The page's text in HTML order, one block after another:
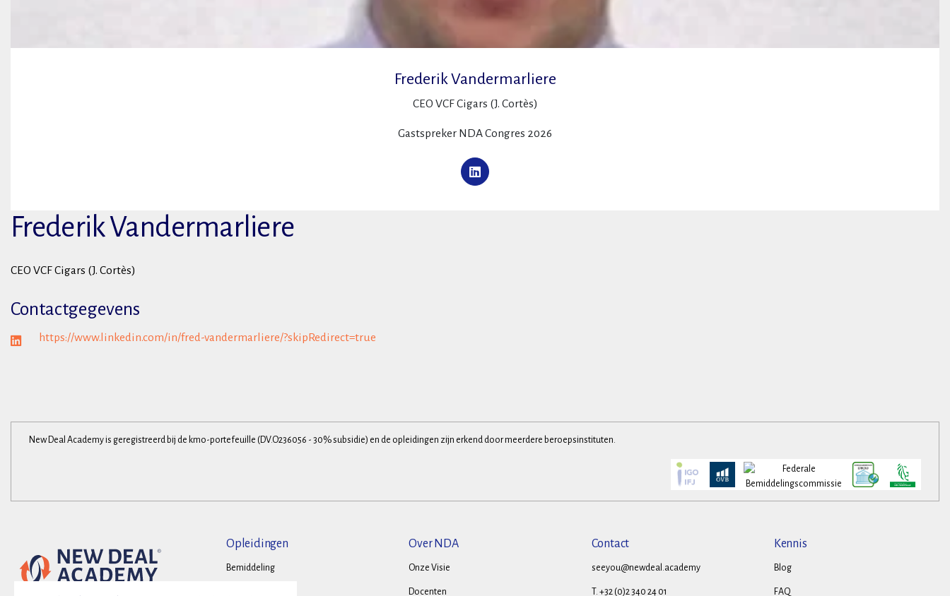
Frederik Vandermarliere
CEO VCF Cigars (J. Cortès)
Gastspreker NDA Congres 2026
Frederik Vandermarliere
CEO VCF Cigars (J. Cortès)
Contactgegevens
https://www.linkedin.com/in/fred-vandermarliere/?skipRedirect=true
New Deal Academy is geregistreerd bij de kmo-portefeuille (DV.O236056 - 30% subsidie) en de opleidingen zijn erkend door meerdere beroepsinstituten.
Opleidingen
Bemiddeling
Over NDA
Onze Visie
Docenten
Contact
seeyou@newdeal.academy
T. +32 (0)2 340 24 01
Kennis
Blog
FAQ